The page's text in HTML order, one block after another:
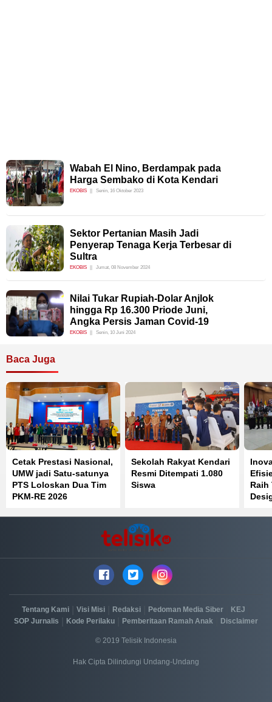
Wabah El Nino, Berdampak pada
Harga Sembako di Kota Kendari
EKOBIS Senin, 16 Oktober 2023
Sektor Pertanian Masih Jadi
Penyerap Tenaga Kerja Terbesar di
Sultra
EKOBIS Jumat, 08 November 2024
Nilai Tukar Rupiah-Dolar Anjlok
hingga Rp 16.300 Priode Juni,
Angka Persis Jaman Covid-19
EKOBIS Senin, 10 Juni 2024
Baca Juga
Cetak Prestasi Nasional,
UMW jadi Satu-satunya
PTS Loloskan Dua Tim
PKM-RE 2026
Sekolah Rakyat Kendari
Resmi Ditempati 1.080
Siswa
Raih
Tentang Kami Visi Misi Redaksi Pedoman Media Siber KEJ
SOP Jurnalis Kode Perilaku Pemberitaan Ramah Anak Disclaimer
© 2019 Telisik Indonesia
Hak Cipta Dilindungi Undang-Undang